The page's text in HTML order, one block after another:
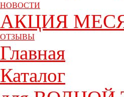
НОВОСТИ
АКЦИЯ
ОТЗЫВЫ
Главная
Каталог